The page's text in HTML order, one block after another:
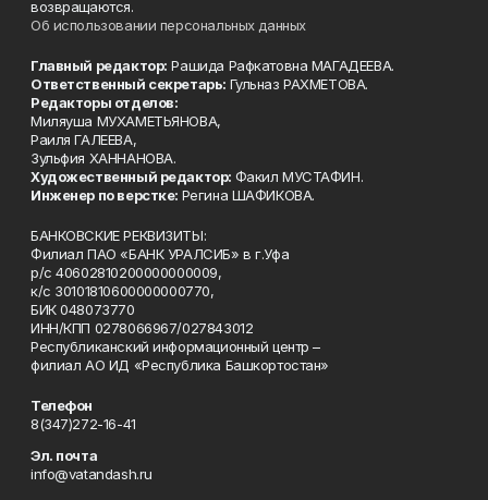
возвращаются.
Об использовании персональных данных
Главный редактор: Рашида Рафкатовна МАГАДЕЕВА.
Ответственный секретарь: Гульназ РАХМЕТОВА.
Редакторы отделов:
Миляуша МУХАМЕТЬЯНОВА,
Раиля ГАЛЕЕВА,
Зульфия ХАННАНОВА.
Художественный редактор: Факил МУСТАФИН.
Инженер по верстке: Регина ШАФИКОВА.
БАНКОВСКИЕ РЕКВИЗИТЫ:
Филиал ПАО «БАНК УРАЛСИБ» в г.Уфа
р/с 40602810200000000009,
к/с 30101810600000000770,
БИК 048073770
ИНН/КПП 0278066967/027843012
Республиканский информационный центр –
филиал АО ИД «Республика Башкортостан»
Телефон
8(347)272-16-41
Эл. почта
info@vatandash.ru